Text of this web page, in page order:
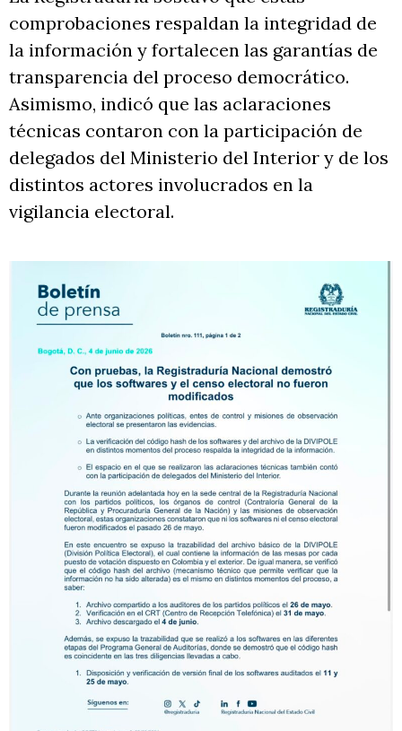
comprobaciones respaldan la integridad de
la información y fortalecen las garantías de
transparencia del proceso democrático.
Asimismo, indicó que las aclaraciones
técnicas contaron con la participación de
delegados del Ministerio del Interior y de los
distintos actores involucrados en la
vigilancia electoral.